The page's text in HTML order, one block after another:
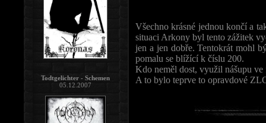
Všechno krásné jednou končí a
situaci Arkony byl tento zážitek
jen a jen dobře. Tentokrát mohl
pomalu se blížící k číslu 200.
Kdo neměl dost, využil nášupu
A to bylo teprve to opravdové
Todtgelichter - Schemen
05.12.2007